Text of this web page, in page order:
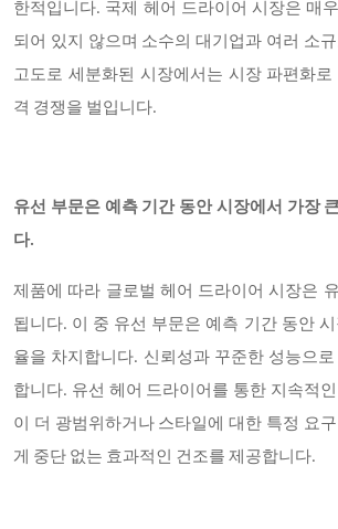
한적입니다. 국제 헤어 드라이어 시장은 매
되어 있지 않으며 소수의 대기업과 여러 소
고도로 세분화된 시장에서는 시장 파편화
격 경쟁을 벌입니다.
유선 부문은 예측 기간 동안 시장에서 가장
다.
제품에 따라 글로벌 헤어 드라이어 시장은
됩니다. 이 중 유선 부문은 예측 기간 동안
율을 차지합니다. 신뢰성과 꾸준한 성능으
합니다. 유선 헤어 드라이어를 통한 지속적
이 더 광범위하거나 스타일에 대한 특정 요구
게 중단 없는 효과적인 건조를 제공합니다.